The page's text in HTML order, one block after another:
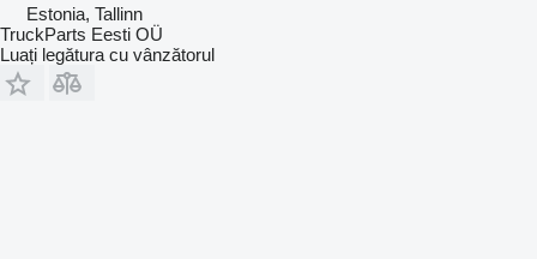
Estonia, Tallinn
TruckParts Eesti OÜ
Luați legătura cu vânzătorul